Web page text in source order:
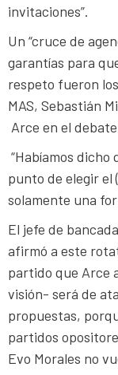
invitaciones”.
Un “cruce de
garantías para
respeto fueron
MAS, Sebastián
Arce en el
“Habíamos dicho
punto de elegir el
solamente una
El jefe de
afirmó a este
partido que Arce
visión- será de
propuestas,
partidos
Evo Morales no